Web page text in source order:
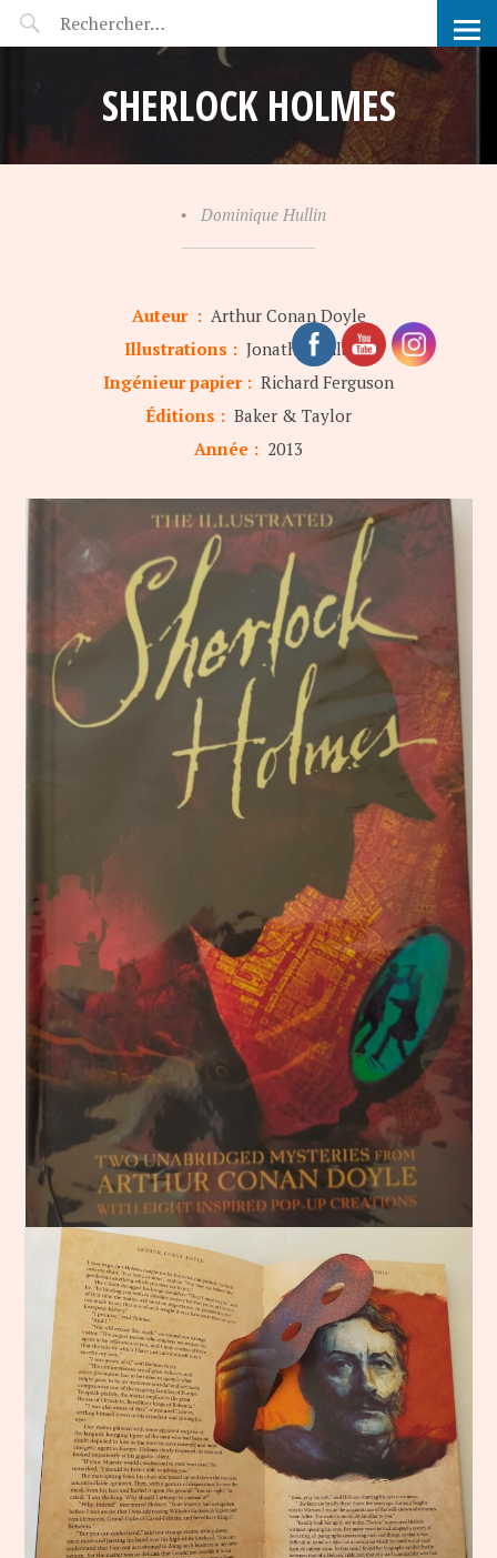
POP-UP FÉERIE
SHERLOCK HOLMES
• Dominique Hullin
Auteur :Arthur Conan Doyle
Illustrations : Jonathan Gilbert
Ingénieur papier : Richard Ferguson
Éditions : Baker & Taylor
Année : 2013